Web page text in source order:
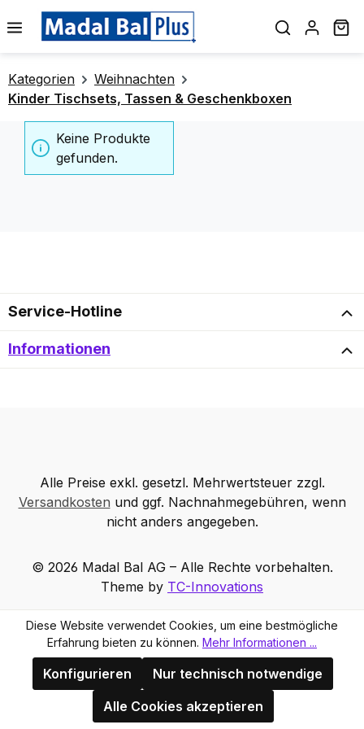
springen
Kategorien
Weihnachten
Kinder Tischsets, Tassen & Geschenkboxen
Keine Produkte
gefunden.
Service-Hotline
Informationen
Alle Preise exkl. gesetzl. Mehrwertsteuer zzgl.
Versandkosten und ggf. Nachnahmegebühren, wenn
nicht anders angegeben.
© 2026 Madal Bal AG – Alle Rechte vorbehalten.
Theme by TC-Innovations
Diese Website verwendet Cookies, um eine bestmögliche
Erfahrung bieten zu können. Mehr Informationen ...
Nur technisch notwendige
Konfigurieren
Alle Cookies akzeptieren